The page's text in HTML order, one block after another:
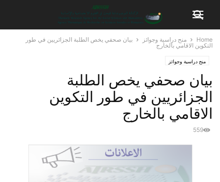
Home منح دراسية وجوائز
بيان صحفي يخص الطلبة الجزائريين في طور
التكوين الاقامي بالخارج
منح دراسية وجوائز
بيان صحفي يخص الطلبة
الجزائريين في طور التكوين
الاقامي بالخارج
559